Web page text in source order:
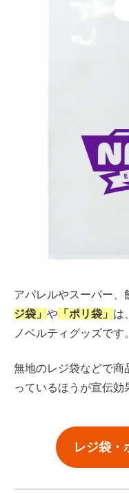
アパレルやスーパー、
ジ袋」 や 「ポリ袋」 は
ノベルティグッズです。
無地のレジ袋などで商
っているほうが宣伝効
レジ袋・